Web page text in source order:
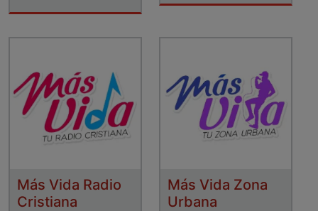
Más Vida Radio
Cristiana
Más Vida Zona
Urbana